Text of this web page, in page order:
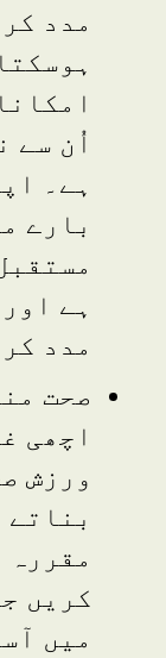
مدد
اُن سے
ہے۔
بارے
ہے
مدد
صحت
اچھی
ورزش
بناتے
مقررہ
کریں
میں